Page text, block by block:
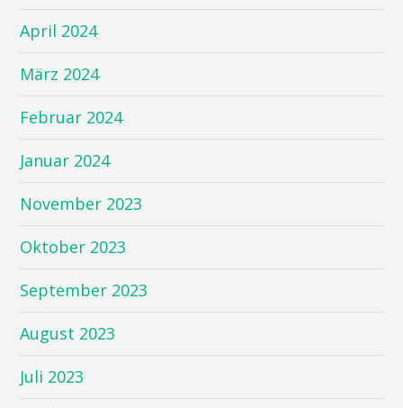
April 2024
März 2024
Februar 2024
Januar 2024
November 2023
Oktober 2023
September 2023
August 2023
Juli 2023